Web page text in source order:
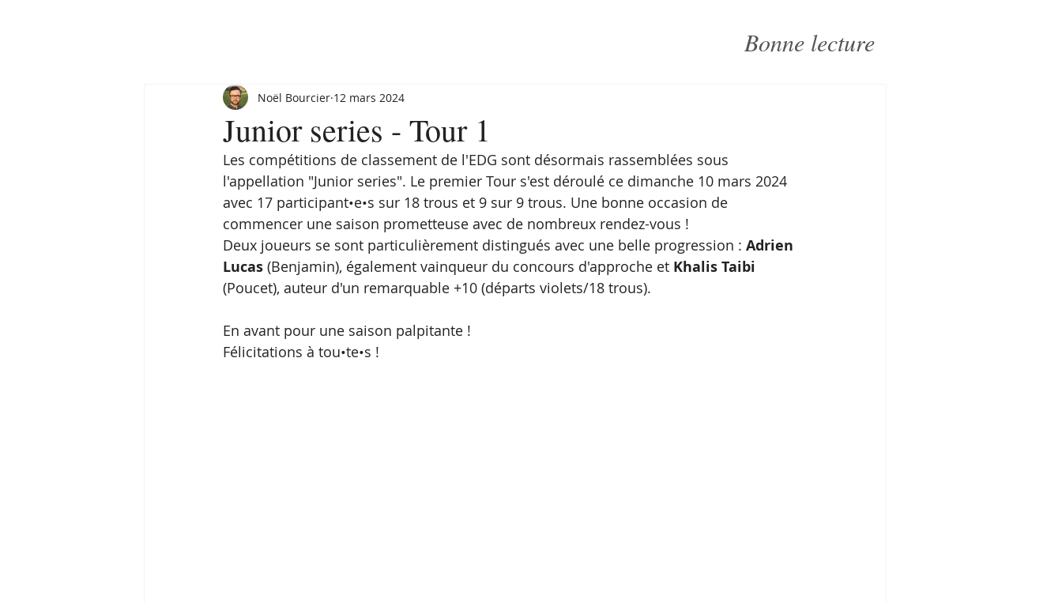
Bonne lecture
Junior series - Tour 1
Noël Bourcier 12 mars 2024
Les compétitions de classement de l'EDG sont désormais rassemblées sous
l'appellation "Junior series". Le premier Tour s'est déroulé ce dimanche 10 mars 2024
avec 17 participant•e•s sur 18 trous et 9 sur 9 trous. Une bonne occasion de
commencer une saison prometteuse avec de nombreux rendez-vous !
Deux joueurs se sont particulièrement distingués avec une belle progression : Adrien
Lucas (Benjamin), également vainqueur du concours d'approche et Khalis Taibi
(Poucet), auteur d'un remarquable +10 (départs violets/18 trous).
En avant pour une saison palpitante !
Félicitations à tou•te•s !